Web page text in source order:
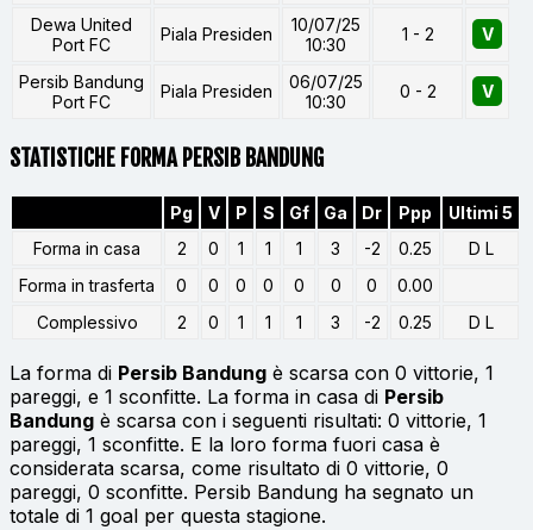
Dewa United
Port FC
Piala Presiden
10/07/25
10:30
1 - 2 V
Persib Bandung
Port FC
Piala Presiden
06/07/25
10:30
0 - 2 V
STATISTICHE FORMA PERSIB BANDUNG
Pg V P S Gf Ga Dr Ppp
Ultimi 5
Forma in casa
2 0 1 1 1 3 -2 0.25
D L
Forma in trasferta
0 0 0 0 0 0 0
0.00
Complessivo
2 0 1 1 1 3 -2 0.25 D L
La forma di Persib Bandung è scarsa con 0 vittorie, 1
pareggi, e 1 sconfitte. La forma in casa di Persib
Bandung è scarsa con i seguenti risultati: 0 vittorie, 1
pareggi, 1 sconfitte. E la loro forma fuori casa è
considerata scarsa, come risultato di 0 vittorie, 0
pareggi, 0 sconfitte. Persib Bandung ha segnato un
totale di 1 goal per questa stagione.